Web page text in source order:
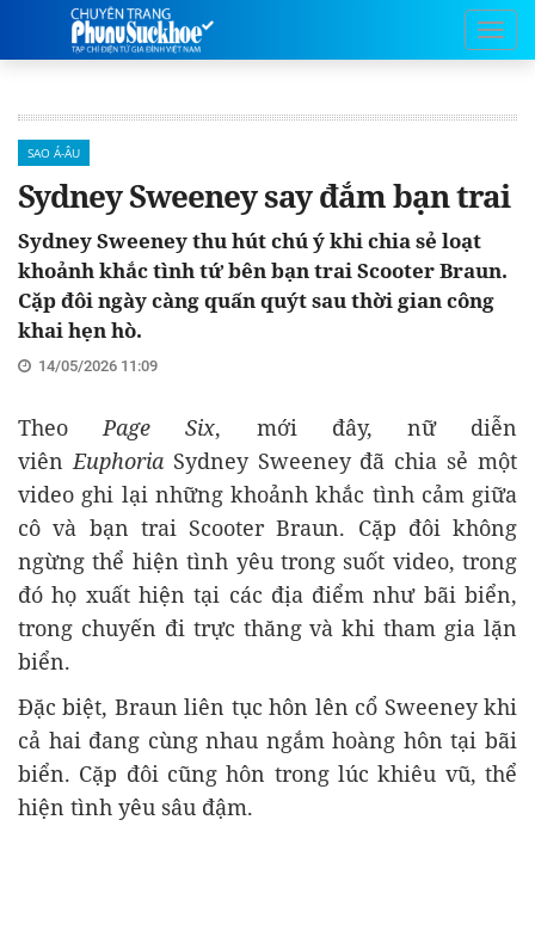
SAO Á-ÂU
Sydney Sweeney say đắm bạn trai
Sydney Sweeney thu hút chú ý khi chia sẻ loạt
khoảnh khắc tình tứ bên bạn trai Scooter Braun.
Cặp đôi ngày càng quấn quýt sau thời gian công
khai hẹn hò.
14/05/2026 11:09
TheoPage Six, mới đây, nữ diễn
viênEuphoriaSydney Sweeney đã chia sẻ một
video ghi lại những khoảnh khắc tình cảm giữa
cô và bạn trai Scooter Braun. Cặp đôi không
ngừng thể hiện tình yêu trong suốt video, trong
đó họ xuất hiện tại các địa điểm như bãi biển,
trong chuyến đi trực thăng và khi tham gia lặn
biển.
Đặc biệt, Braun liên tục hôn lên cổ Sweeney khi
cả hai đang cùng nhau ngắm hoàng hôn tại bãi
biển. Cặp đôi cũng hôn trong lúc khiêu vũ, thể
hiện tình yêu sâu đậm.